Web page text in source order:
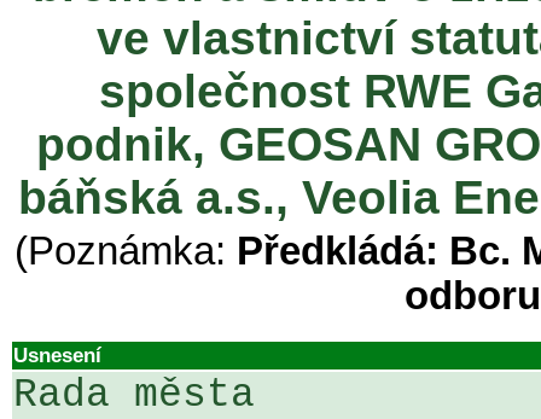
ve vlastnictví
společnost RWE
podnik, GEOSAN
báňská a.s., Veolia
(Poznámka: Předkládá: Bc.
Usnesení
Rada města